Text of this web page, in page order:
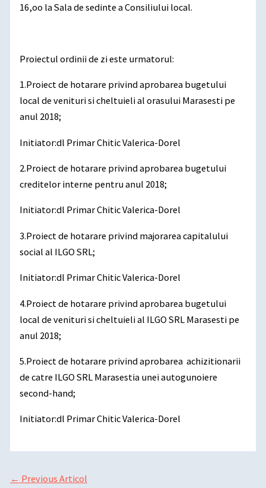
16,oo la Sala de sedinte a Consiliului local.
Proiectul ordinii de zi este urmatorul:
1.Proiect de hotarare privind aprobarea bugetului
local de venituri si cheltuieli al orasului Marasesti pe
anul 2018;
Initiator:dl Primar Chitic Valerica-Dorel
2.Proiect de hotarare privind aprobarea bugetului
creditelor interne pentru anul 2018;
Initiator:dl Primar Chitic Valerica-Dorel
3.Proiect de hotarare privind majorarea capitalului
social al ILGO SRL;
Initiator:dl Primar Chitic Valerica-Dorel
4.Proiect de hotarare privind aprobarea bugetului
local de venituri si cheltuieli al ILGO SRL Marasesti pe
anul 2018;
5.Proiect de hotarare privind aprobarea achizitionarii
de catre ILGO SRL Marasestia unei autogunoiere
second-hand;
Initiator:dl Primar Chitic Valerica-Dorel
← Previous Articol